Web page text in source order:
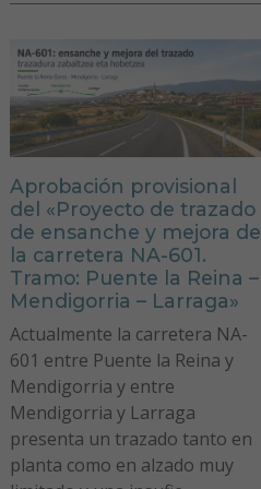
Aprobación provisional
del «Proyecto de trazado
de ensanche y mejora de
la carretera NA-601.
Tramo: Puente la Reina –
Mendigorria – Larraga»
Actualmente la carretera NA-
601 entre Puente la Reina y
Mendigorria y entre
Mendigorria y Larraga
presenta un trazado tanto en
planta como en alzado muy